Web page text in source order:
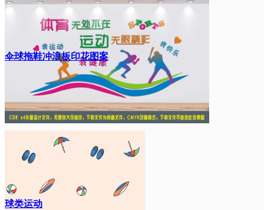
伞球拖鞋冲浪板印花图案
球类运动